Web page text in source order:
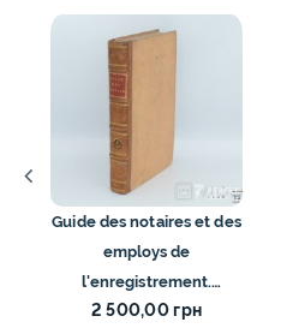
Guide des notaires et des
employs de
l'enregistrement.
Premier Volume. 1802
2 500,00 грн